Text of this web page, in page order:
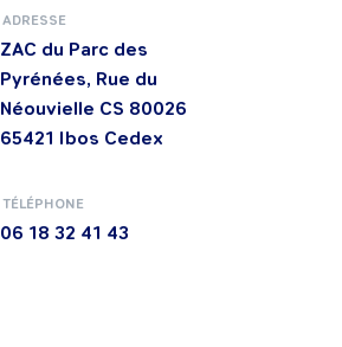
ADRESSE
ZAC du Parc des
Pyrénées, Rue du
Néouvielle CS 80026
65421 Ibos Cedex
TÉLÉPHONE
06 18 32 41 43